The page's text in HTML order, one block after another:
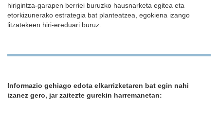
hirigintza-garapen berriei buruzko hausnarketa egitea eta
etorkizunerako estrategia bat planteatzea, egokiena izango
litzatekeen hiri-ereduari buruz.
Informazio gehiago edota elkarrizketaren bat egin nahi
izanez gero, jar zaitezte gurekin harremanetan: